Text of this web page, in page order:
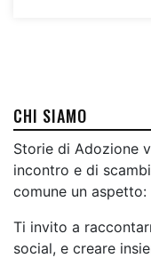
CHI SIAMO
Storie di Adozione
incontro e di
comune un aspetto:
Ti invito a
social, e creare